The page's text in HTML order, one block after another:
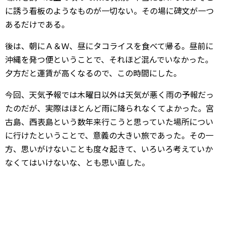
に誘う看板のようなものが一切ない。その場に碑文が一つ
あるだけである。
後は、朝にＡ＆Ｗ、昼にタコライスを食べて帰る。昼前に
沖縄を発つ便ということで、それほど混んでいなかった。
夕方だと運賃が高くなるので、この時間にした。
今回、天気予報では木曜日以外は天気が悪く雨の予報だっ
たのだが、実際はほとんど雨に降られなくてよかった。宮
古島、西表島という数年来行こうと思っていた場所につい
に行けたということで、意義の大きい旅であった。その一
方、思いがけないことも度々起きて、いろいろ考えていか
なくてはいけないな、とも思い直した。